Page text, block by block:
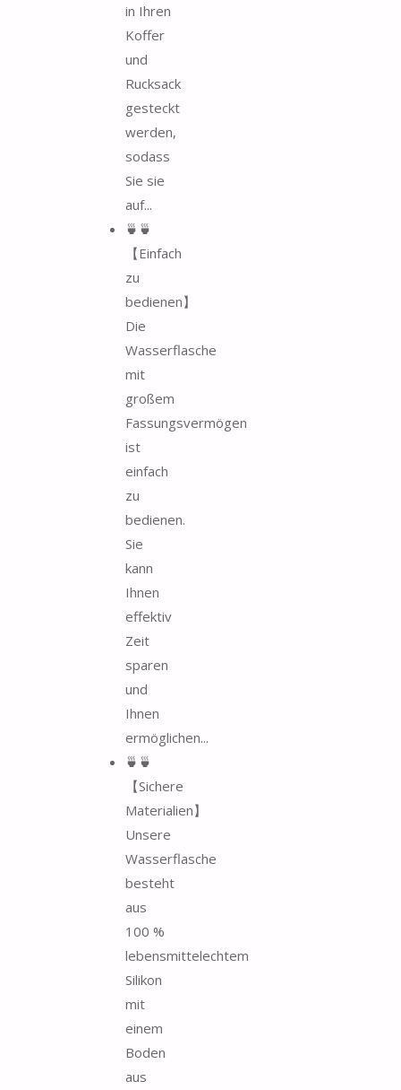
in Ihren
Koffer
und
Rucksack
gesteckt
werden,
sodass
Sie sie
auf...
🍵🍵
【Einfach
zu
bedienen】
Die
Wasserflasche
mit
großem
Fassungsvermögen
ist
einfach
zu
bedienen.
Sie
kann
Ihnen
effektiv
Zeit
sparen
und
Ihnen
ermöglichen...
🍵🍵
【Sichere
Materialien】
Unsere
Wasserflasche
besteht
aus
100 %
lebensmittelechtem
Silikon
mit
einem
Boden
aus